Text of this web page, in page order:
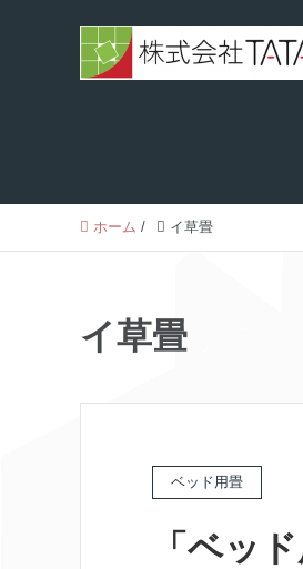
ホーム / イ草畳
イ草畳
ベッド用畳
「ベッ